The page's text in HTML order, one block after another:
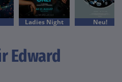
Ladies Night Neu!
Edward